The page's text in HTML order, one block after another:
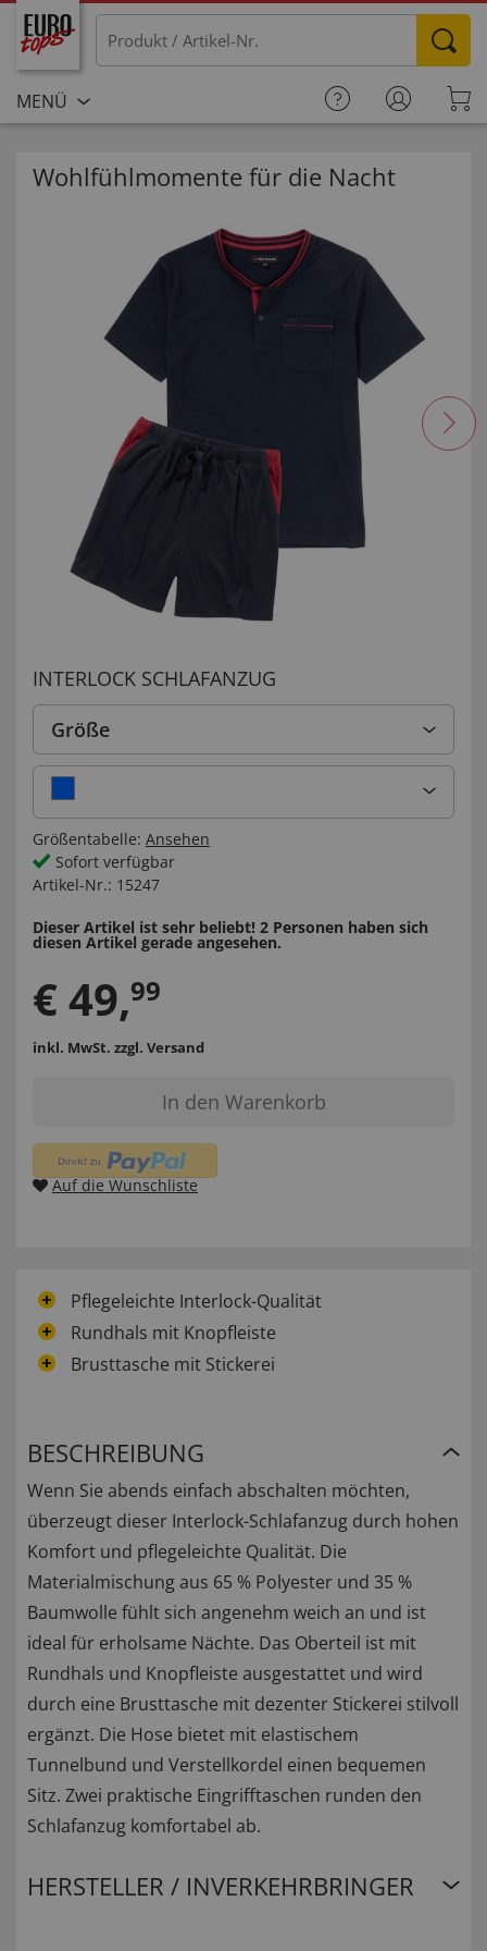
MENÜ
Wohlfühlmomente für die Nacht
INTERLOCK SCHLAFANZUG
Größe
Größentabelle: Ansehen
Sofort verfügbar
Artikel-Nr.: 15247
Dieser Artikel ist sehr beliebt! 2 Personen haben sich
diesen Artikel gerade angesehen.
€49,99
inkl. MwSt. zzgl. Versand
In den Warenkorb
Auf die Wunschliste
Pflegeleichte Interlock-Qualität
Rundhals mit Knopfleiste
Brusttasche mit Stickerei
BESCHREIBUNG
Wenn Sie abends einfach abschalten möchten,
überzeugt dieser Interlock-Schlafanzug durch hohen
Komfort und pflegeleichte Qualität. Die
Materialmischung aus 65 % Polyester und 35 %
Baumwolle fühlt sich angenehm weich an und ist
ideal für erholsame Nächte. Das Oberteil ist mit
Rundhals und Knopfleiste ausgestattet und wird
durch eine Brusttasche mit dezenter Stickerei stilvoll
ergänzt. Die Hose bietet mit elastischem
Tunnelbund und Verstellkordel einen bequemen
Sitz. Zwei praktische Eingrifftaschen runden den
Schlafanzug komfortabel ab.
HERSTELLER / INVERKEHRBRINGER